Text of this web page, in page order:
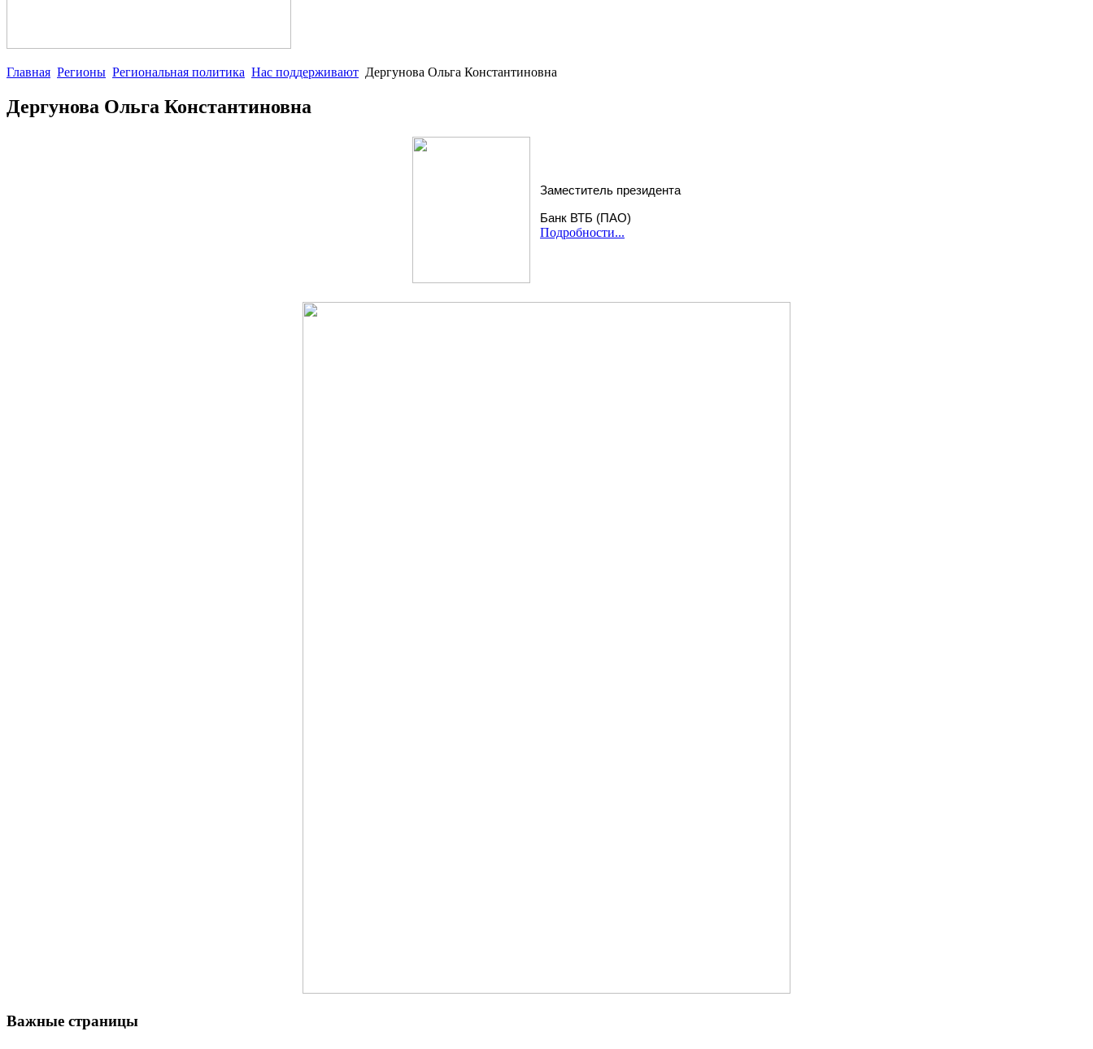
Главная Регионы Региональная политика Нас поддерживают Дергунова Ольга Константиновна
Дергунова Ольга Константиновна
Заместитель президента
Банк ВТБ (ПАО)
Подробности...
Важные страницы